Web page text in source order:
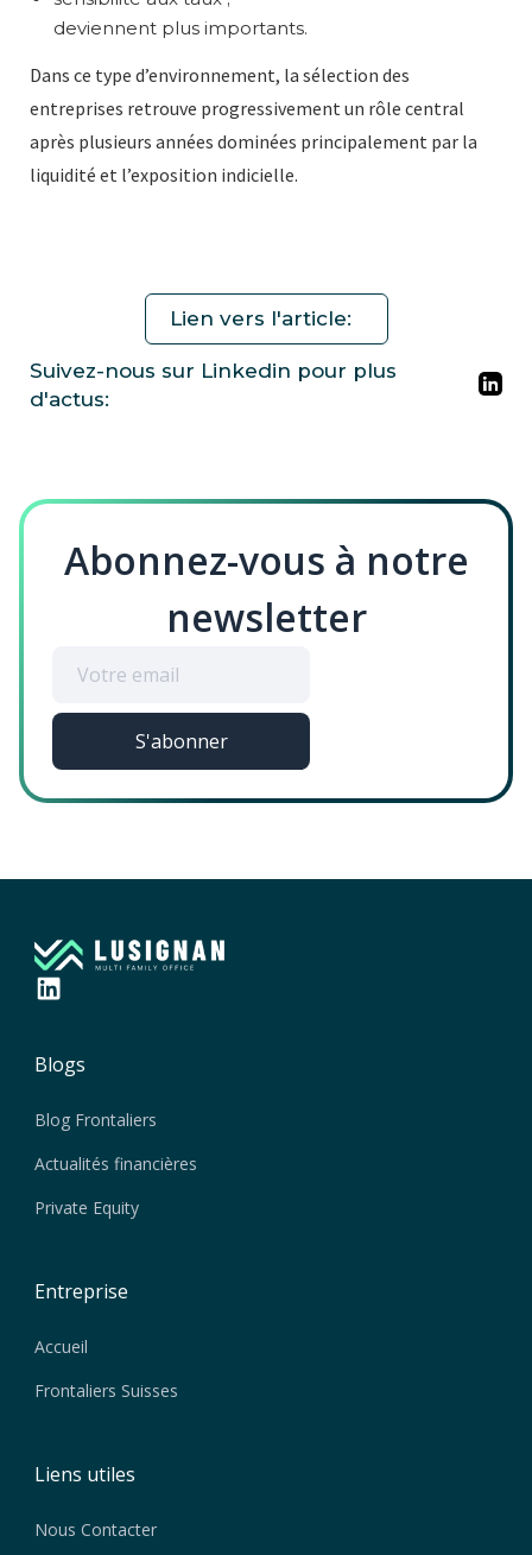
deviennent plus importants.
Dans ce type d’environnement, la sélection des
entreprises retrouve progressivement un rôle central
après plusieurs années dominées principalement par la
liquidité et l’exposition indicielle.
Lien vers l'article:
Suivez-nous sur Linkedin pour plus
d'actus:
Abonnez-vous à notre
newsletter
Blogs
Blog Frontaliers
Actualités financières
Private Equity
Entreprise
Accueil
Frontaliers Suisses
Liens utiles
Nous Contacter